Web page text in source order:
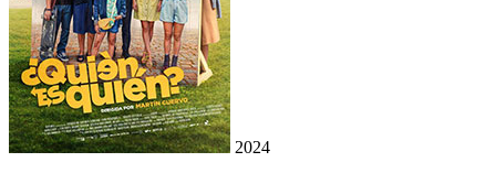
2024